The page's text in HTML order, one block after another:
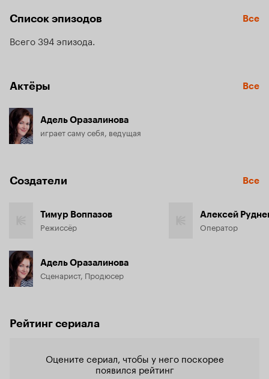
Список эпизодов Все
Всего 394 эпизода
Актёры Все
Адель Оразалинова
играет саму себя, ведущая
Создатели Все
Тимур Воппазов
Режиссёр
Адель Оразалинова
Сценарист, Продюсер
Алексей
Оператор
Рейтинг сериала
Оцените сериал, чтобы у него поскорее
появился рейтинг